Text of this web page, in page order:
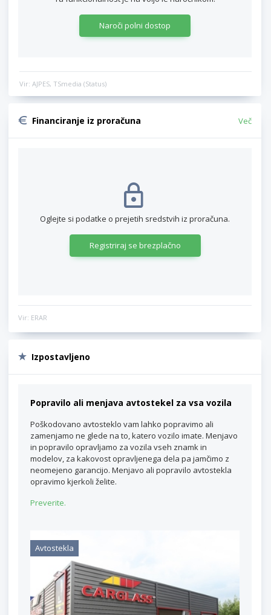
Naroči polni dostop
Vir: AJPES, TSmedia (Status)
Financiranje iz proračuna Več
Oglejte si podatke o prejetih sredstvih iz proračuna.
Registriraj se brezplačno
Vir: ERAR
Izpostavljeno
Popravilo ali menjava avtostekel za vsa vozila
Poškodovano avtosteklo vam lahko popravimo ali
zamenjamo ne glede na to, katero vozilo imate. Menjavo
in popravilo opravljamo za vozila vseh znamk in
modelov, za kakovost opravljenega dela pa jamčimo z
neomejeno garancijo. Menjavo ali popravilo avtostekla
opravimo kjerkoli želite.
Preverite.
Avtostekla